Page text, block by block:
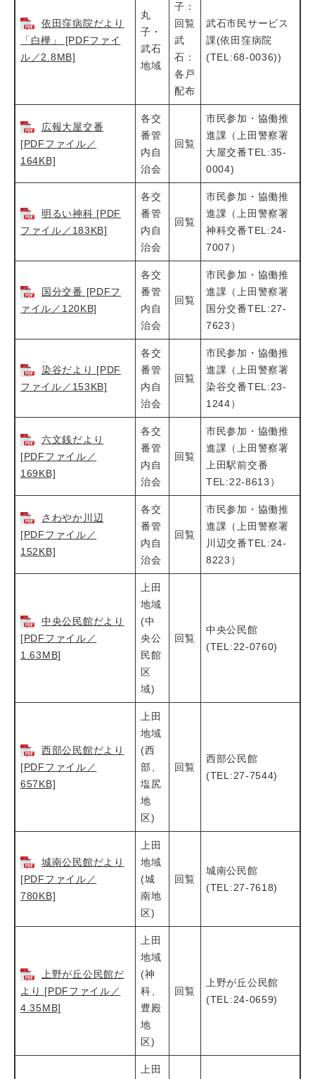
依田窪病院だより
「白樺」 [PDFファイ
ル／2.8MB]
丸
子・
武石
地域
子：
回覧
武
石：
各戸
配布
武石市民サービス
課(依田窪病院
(TEL:68-0036))
広報大屋交番
[PDFファイル／
164KB]
各交
番管
内自
治会
回覧
市民参加・協働推
進課（上田警察署
大屋交番TEL:35-
0004)
明るい神科 [PDF
ファイル／183KB]
各交
番管
内自
治会
回覧
市民参加・協働推
進課（上田警察署
神科交番TEL:24-
7007）
国分交番 [PDFフ
ァイル／120KB]
各交
番管
内自
治会
回覧
市民参加・協働推
進課（上田警察署
国分交番TEL:27-
7623）
染谷だより [PDF
ファイル／153KB]
各交
番管
内自
治会
回覧
市民参加・協働推
進課（上田警察署
染谷交番TEL:23-
1244）
六文銭だより
[PDFファイル／
169KB]
各交
番管
内自
治会
回覧
市民参加・協働推
進課（上田警察署
上田駅前交番
TEL:22-8613）
さわやか川辺
[PDFファイル／
152KB]
各交
番管
内自
治会
回覧
市民参加・協働推
進課（上田警察署
川辺交番TEL:24-
8223）
中央公民館だより
[PDFファイル／
1.63MB]
上田
地域
(中
央公
民館
区
域)
回覧
中央公民館
(TEL:22-0760)
西部公民館だより
[PDFファイル／
657KB]
上田
地域
(西
部、
塩尻
地
区)
回覧
西部公民館
(TEL:27-7544)
城南公民館だより
[PDFファイル／
780KB]
上田
地域
(城
南地
区)
回覧
城南公民館
(TEL:27-7618)
上野が丘公民館だ
より [PDFファイル／
4.35MB]
上田
地域
(神
科、
豊殿
地
区)
回覧
上野が丘公民館
(TEL:24-0659)
上田